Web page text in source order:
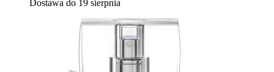
Dostawa do 19 sierpnia